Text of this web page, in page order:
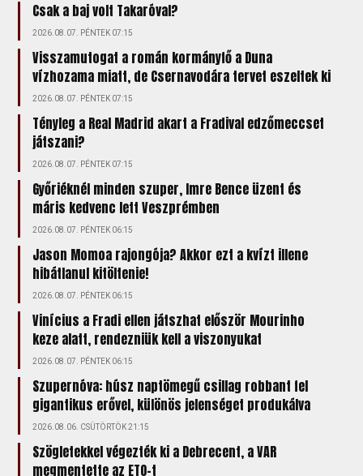
Csak a baj volt Takaróval?
2026.08.07. PÉNTEK 07:15
Visszamutogat a román kormányfő a Duna
vízhozama miatt, de Csernavodára tervet eszeltek ki
2026.08.07. PÉNTEK 07:15
Tényleg a Real Madrid akart a Fradival edzőmeccset
játszani?
2026.08.07. PÉNTEK 07:15
Győriéknél minden szuper, Imre Bence üzent és
máris kedvenc lett Veszprémben
2026.08.07. PÉNTEK 06:15
Jason Momoa rajongója? Akkor ezt a kvízt illene
hibátlanul kitöltenie!
2026.08.07. PÉNTEK 06:15
Vinícius a Fradi ellen játszhat először Mourinho
keze alatt, rendezniük kell a viszonyukat
2026.08.07. PÉNTEK 06:15
Szupernóva: húsz naptömegű csillag robbant fel
gigantikus erővel, különös jelenséget produkálva
2026.08.06. CSÜTÖRTÖK 21:15
Szögletekkel végezték ki a Debrecent, a VAR
megmentette az ETO-t